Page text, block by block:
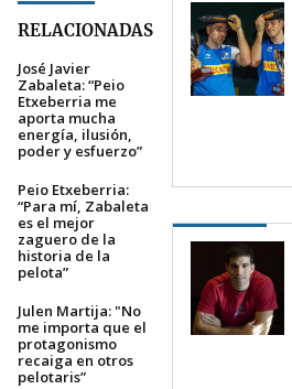
RELACIONADAS
José Javier
Zabaleta: “Peio
Etxeberria me
aporta mucha
energía, ilusión,
poder y esfuerzo”
Peio Etxeberria:
“Para mí, Zabaleta
es el mejor
zaguero de la
historia de la
pelota”
Julen Martija: "No
me importa que el
protagonismo
recaiga en otros
pelotaris”